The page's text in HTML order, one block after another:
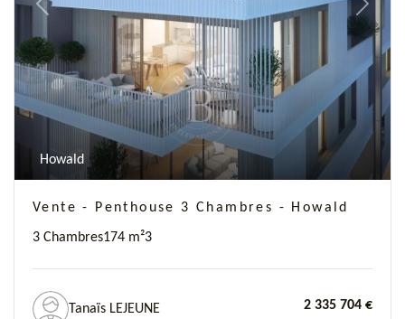
Previous Next
Howald
Vente - Penthouse 3 Chambres - Howald
3 Chambres174 m²3
Tanaïs LEJEUNE 2 335 704 €